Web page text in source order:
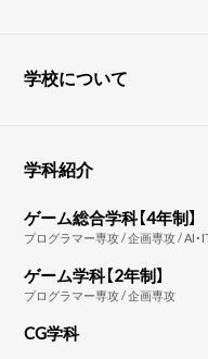
学校について
学科紹介
ゲーム総合学科【4年制】
プログラマー専攻 / 企画専攻 / AI・
ゲーム学科【2年制】
プログラマー専攻 / 企画専攻
CG学科